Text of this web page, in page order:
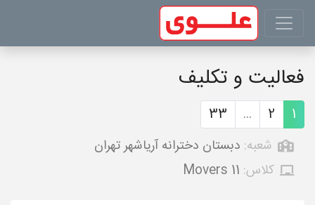
فعالیت و تکلیف
1
2
...
33
شعبه: دبستان دخترانه آریاشهر تهران
کلاس: Movers 11